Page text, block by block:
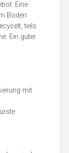
Eine
Boden
teils
Ein guter
mit